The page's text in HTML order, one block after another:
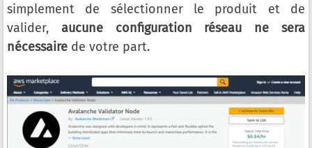
simplement de sélectionner le produit et de
valider, aucune configuration réseau ne sera
nécessaire de votre part.